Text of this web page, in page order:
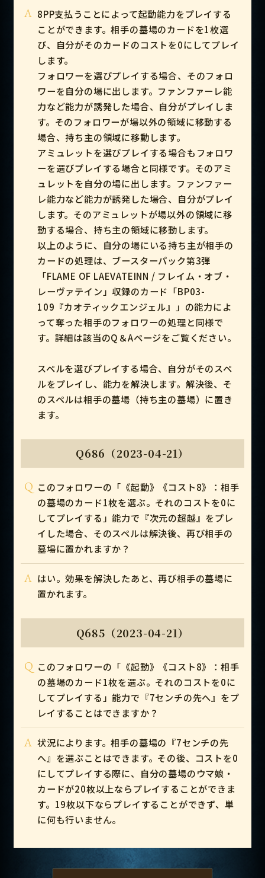
A 8PP支払うことによって起動能力をプレイする
ことができます。相手の墓場のカードを1枚選
び、自分がそのカードのコストを0にしてプレイ
します。
フォロワーを選びプレイする場合、そのフォロ
ワーを自分の場に出します。ファンファーレ能
力など能力が誘発した場合、自分がプレイしま
す。そのフォロワーが場以外の領域に移動する
場合、持ち主の領域に移動します。
アミュレットを選びプレイする場合もフォロワ
ーを選びプレイする場合と同様です。そのアミ
ュレットを自分の場に出します。ファンファー
レ能力など能力が誘発した場合、自分がプレイ
します。そのアミュレットが場以外の領域に移
動する場合、持ち主の領域に移動します。
以上のように、自分の場にいる持ち主が相手の
カードの処理は、ブースターパック第3弾
「FLAME OF LAEVATEINN / フレイム・オブ・
レーヴァテイン」収録のカード「BP03-
109『カオティックエンジェル』」の能力によ
って奪った相手のフォロワーの処理と同様で
す。詳細は該当のQ＆Aページをご覧ください。
スペルを選びプレイする場合、自分がそのスペ
ルをプレイし、能力を解決します。解決後、そ
のスペルは相手の墓場（持ち主の墓場）に置き
ます。
Q686（2023-04-21）
Q このフォロワーの「《起動》《コスト8》：相手
の墓場のカード1枚を選ぶ。それのコストを0に
してプレイする」能力で『次元の超越』をプレ
イした場合、そのスペルは解決後、再び相手の
墓場に置かれますか？
A はい。効果を解決したあと、再び相手の墓場に
置かれます。
Q685（2023-04-21）
Q このフォロワーの「《起動》《コスト8》：相手
の墓場のカード1枚を選ぶ。それのコストを0に
してプレイする」能力で『7センチの先へ』をプ
レイすることはできますか？
A 状況によります。相手の墓場の『7センチの先
へ』を選ぶことはできます。その後、コストを0
にしてプレイする際に、自分の墓場のウマ娘・
カードが20枚以上ならプレイすることができま
す。19枚以下ならプレイすることができず、単
に何も行いません。